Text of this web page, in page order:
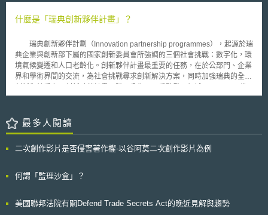
設計 在數位世界中加強數位技能和批判性思考 強化對個人人身自由、自決
永續發展目標保持一致 加強德國和歐洲的數位主權
什麼是「瑞典創新夥伴計畫」？
瑞典創新夥伴計劃（Innovation partnership programmes），起源於瑞
典企業與創新部下屬的國家創新委員會所強調的三個社會挑戰：數字化，環
境氣候變遷和人口老齡化。創新夥伴計畫最重要的任務，在於公部門、企業
界和學術界間的交流，為社會挑戰尋求創新解決方案，同時加強瑞典的全球
交通：目標是成為運輸效率更高的社會，以智能方式運輸，使用更多的節能
質量，提升效能和互動性，降低成本和資源消耗，改善公民與政府的聯繫。
三、循環經濟：開創世界資源的新途徑，目標是可持續和無毒的原料生產。
過醫療、商業和學術界合作，研發創新藥物，使健保和醫療技術惠及社會，
用，必須在各種成熟行業、新創公司和研究環境中加強夥伴關係，提升瑞典
最多人閱讀
二次創作影片是否侵害著作權-以谷阿莫二次創作影片為例
何謂「監理沙盒」？
美國聯邦法院有關Defend Trade Secrets Act的晚近見解與趨勢